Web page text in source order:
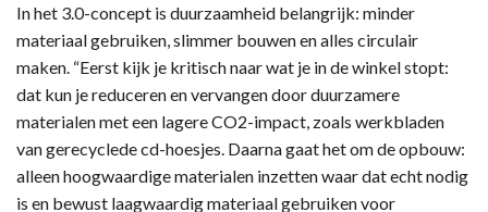
In het 3.0-concept is duurzaamheid belangrijk: minder
materiaal gebruiken, slimmer bouwen en alles circulair
maken. “Eerst kijk je kritisch naar wat je in de winkel stopt:
dat kun je reduceren en vervangen door duurzamere
materialen met een lagere CO2-impact, zoals werkbladen
van gerecyclede cd-hoesjes. Daarna gaat het om de opbouw:
alleen hoogwaardige materialen inzetten waar dat echt nodig
is en bewust laagwaardig materiaal gebruiken voor